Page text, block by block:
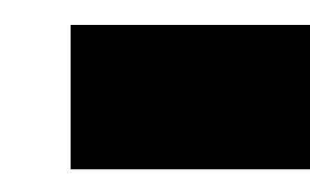
Academia Română: 5G poate cauza